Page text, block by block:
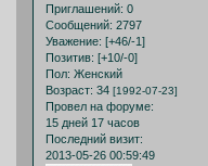
Приглашений: 0
Сообщений: 2797
Уважение: [+46/-1]
Позитив: [+10/-0]
Пол: Женский
Возраст: 34 [1992-07-23]
Провел на форуме:
15 дней 17 часов
Последний визит:
2013-05-26 00:59:49